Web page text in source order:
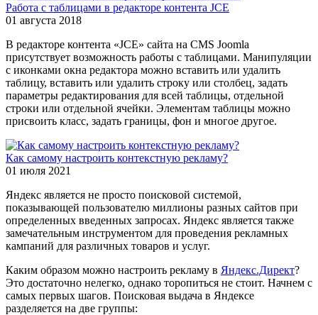
Работа с таблицами в редакторе контента JCE
01 августа 2018
В редакторе контента «JCE» сайта на CMS Joomla
присутствует возможность работы с таблицами. Манипуляции
с иконками окна редактора можно вставить или удалить
таблицу, вставить или удалить строку или столбец, задать
параметры редактирования для всей таблицы, отдельной
строки или отдельной ячейки. Элементам таблицы можно
присвоить класс, задать границы, фон и многое другое.
Как самому настроить контекстную рекламу?
01 июля 2021
Яндекс является не просто поисковой системой,
показывающей пользователю миллионы разных сайтов при
определенных введенных запросах. Яндекс является также
замечательным инструментом для проведения рекламных
кампаний для различных товаров и услуг.
Каким образом можно настроить рекламу в Яндекс.Директ?
Это достаточно нелегко, однако торопиться не стоит. Начнем с
самых первых шагов. Поисковая выдача в Яндексе
разделяется на две группы: